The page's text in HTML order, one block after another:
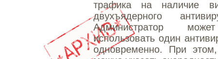
трафика на наличие
двухъядерного
Администратор
использовать один
одновременно. При